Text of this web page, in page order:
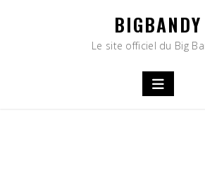
BIGBANDY
Le site officiel du Big